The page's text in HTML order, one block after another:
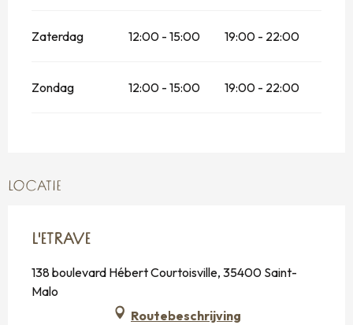
Zaterdag 12:00 - 15:00 19:00 - 22:00
Zondag 12:00 - 15:00 19:00 - 22:00
LOCATIE
L'ETRAVE
138 boulevard Hébert Courtoisville, 35400 Saint-
Malo
Routebeschrijving